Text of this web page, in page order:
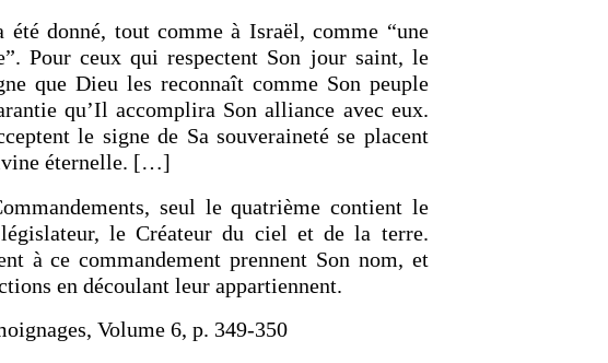
été donné, tout comme à Israël, comme “une
Pour ceux qui respectent Son jour saint, le
que Dieu les reconnaît comme Son peuple
qu’Il accomplira Son alliance avec eux.
le signe de Sa souveraineté se placent
éternelle. […]
seul le quatrième contient le
le Créateur du ciel et de la terre.
à ce commandement prennent Son nom, et
en découlant leur appartiennent.
Volume 6, p. 349-350